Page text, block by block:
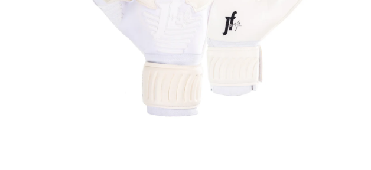
JFAM MASSIVE ROLL 2.0
JFAM HOPE PRO